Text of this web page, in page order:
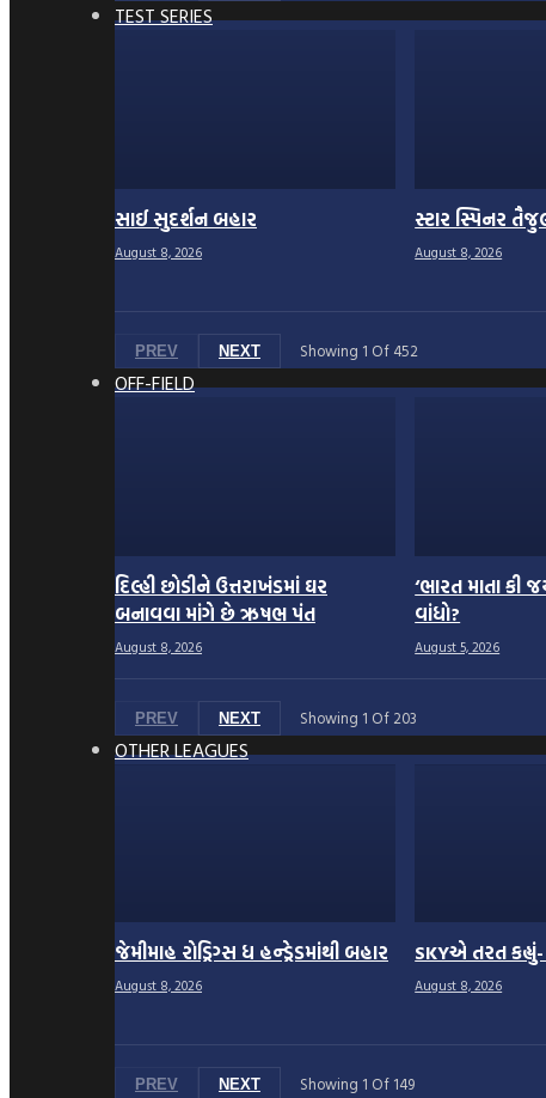
TEST SERIES
સાઈ સુદર્શન બહાર
August 8, 2026
સ્ટાર સ્પિનર
August 8, 2026
PREV NEXT Showing 1 Of 452
OFF-FIELD
દિલ્હી છોડીને ઉત્તરાખંડમાં ઘર
બનાવવા માંગે છે ઋષભ પંત
August 8, 2026
‘ભારત માતા કી
વાંધો?
August 5, 2026
PREV NEXT Showing 1 Of 203
OTHER LEAGUES
જેમીમાહ રોડ્રિગ્સ ધ હન્ડ્રેડમાંથી બહાર
August 8, 2026
SKYએ તરત
August 8, 2026
PREV NEXT Showing 1 Of 149